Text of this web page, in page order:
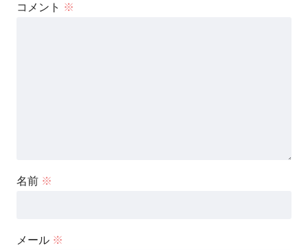
コメント ※
名前 ※
メール ※